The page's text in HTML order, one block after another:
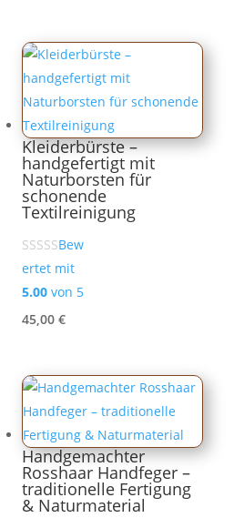
Kleiderbürste –
handgefertigt mit
Naturborsten für
schonende
Textilreinigung
Bew
ertet mit
5.00 von 5
45,00 €
Handgemachter
Rosshaar Handfeger –
traditionelle Fertigung
& Naturmaterial